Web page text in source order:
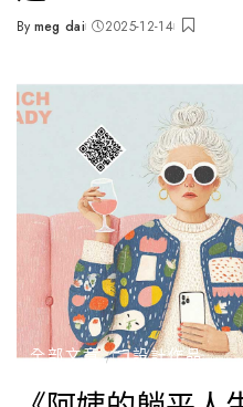
Posted
By meg dai 2025-12-14
全部文章 🗂️設計作品